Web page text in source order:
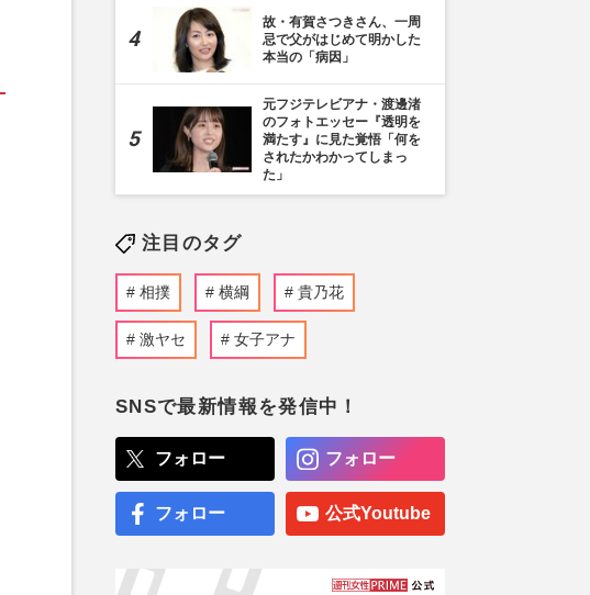
故・有賀さつきさん、一周
忌で父がはじめて明かした
本当の「病因」
元フジテレビアナ・渡邊渚
のフォトエッセー『透明を
満たす』に見た覚悟「何を
されたかわかってしまっ
た」
注目のタグ
相撲 横綱 貴乃花
激ヤセ 女子アナ
SNSで最新情報を発信中！
フォロー フォロー
フォロー 公式Youtube